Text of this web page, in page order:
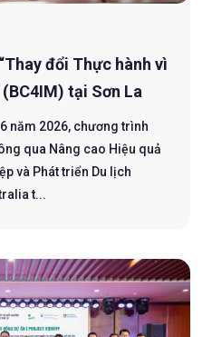
đổi Thực hành vì
tại Sơn La
năm 2026, chương trình
qua Nâng cao Hiệu quả
và Phát triển Du lịch
t...